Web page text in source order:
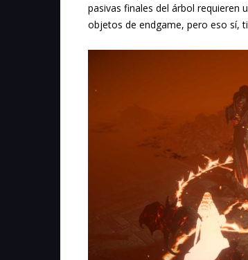
pasivas finales del árbol requieren
objetos de endgame, pero eso sí,